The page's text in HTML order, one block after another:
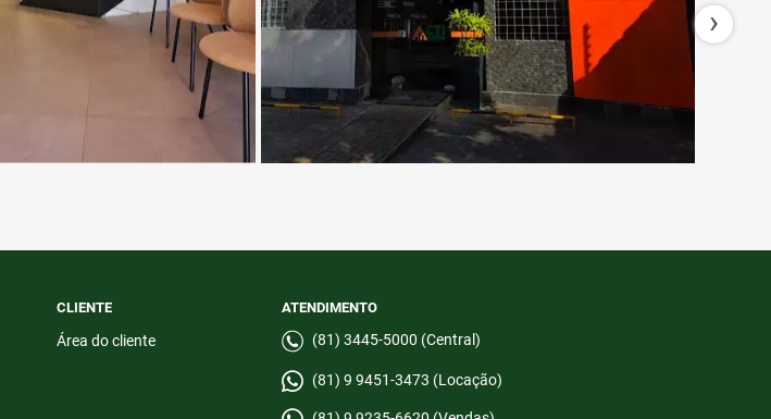
›
CLIENTE
Área do cliente
ATENDIMENTO
(81) 3445-5000 (Central)
(81) 9 9451-3473 (Locação)